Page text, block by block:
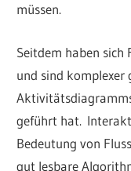
müssen.
Seitdem haben
und sind komplexer
geführt hat.
Bedeutung von
gut lesbare